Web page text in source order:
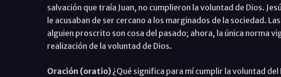
salvación que traía Juan, no cumplieron la voluntad de Dios.
le acusaban de ser cercano a los marginados de la sociedad.
alguien proscrito son cosa del pasado; ahora, la única norma
realización de la voluntad de Dios.
Oración (oratio)¿Qué significa para mí cumplir la voluntad del